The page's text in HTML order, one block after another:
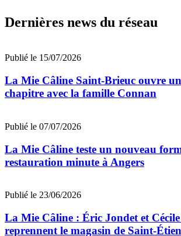
Dernières news du réseau
Publié le 15/07/2026
La Mie Câline Saint-Brieuc ouvre
chapitre avec la famille Connan
Publié le 07/07/2026
La Mie Câline teste un nouveau
restauration minute à Angers
Publié le 23/06/2026
La Mie Câline : Éric Jondet et
reprennent le magasin de Saint-